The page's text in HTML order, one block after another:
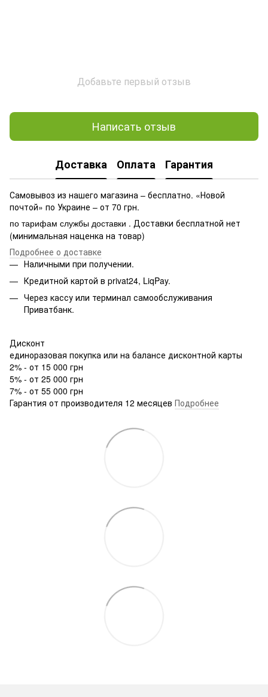
Добавьте первый отзыв
Написать отзыв
Доставка Оплата Гарантия
Самовывоз из нашего магазина – бесплатно. «Новой
почтой» по Украине – от 70 грн.
по тарифам службы доставки . Доставки бесплатной нет
(минимальная наценка на товар)
Подробнее о доставке
Наличными при получении.
Кредитной картой в privat24, LiqPay.
Через кассу или терминал самообслуживания
Приватбанк.
Дисконт
единоразовая покупка или на балансе дисконтной карты
2% - от 15 000 грн
5% - от 25 000 грн
7% - от 55 000 грн
Гарантия от производителя 12 месяцев Подробнее